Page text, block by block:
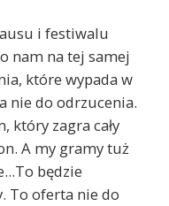
i festiwalu
nam na tej samej
które wypada w
nie do odrzucenia.
który zagra cały
A my gramy tuż
będzie
To oferta nie do